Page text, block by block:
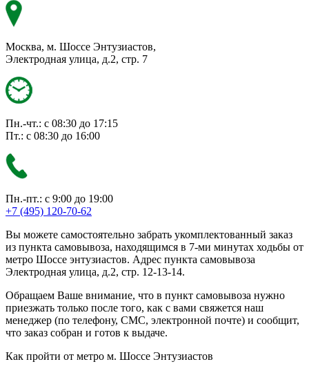
Москва, м. Шоссе Энтузиастов,
Электродная улица, д.2, стр. 7
Пн.-чт.: с 08:30 до 17:15
Пт.: с 08:30 до 16:00
Пн.-пт.: с 9:00 до 19:00
+7 (495) 120-70-62
Вы можете самостоятельно забрать укомплектованный заказ
из пункта самовывоза, находящимся в 7-ми минутах ходьбы от
метро Шоссе энтузиастов. Адрес пункта самовывоза
Электродная улица, д.2, стр. 12-13-14.
Обращаем Ваше внимание, что в пункт самовывоза нужно
приезжать только после того, как с вами свяжется наш
менеджер (по телефону, СМС, электронной почте) и сообщит,
что заказ собран и готов к выдаче.
Как пройти от метро м. Шоссе Энтузиастов